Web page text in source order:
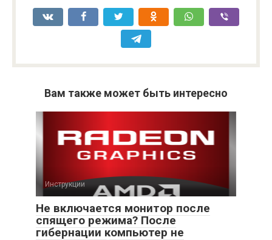
Вам также может быть интересно
Инструкции
Не включается монитор после
спящего режима? После
гибернации компьютер не